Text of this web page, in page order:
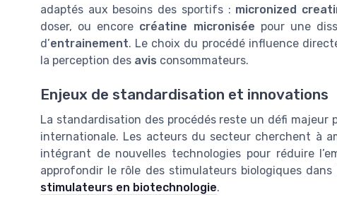
adaptés aux besoins des sportifs : micronized
doser, ou encore créatine micronisée pour une
d’entrainement. Le choix du procédé influence
la perception des avis consommateurs.
Enjeux de standardisation et innovations
La standardisation des procédés reste un défi majeur
internationale. Les acteurs du secteur cherchent à
intégrant de nouvelles technologies pour réduire
approfondir le rôle des stimulateurs biologiques dans
stimulateurs en biotechnologie.